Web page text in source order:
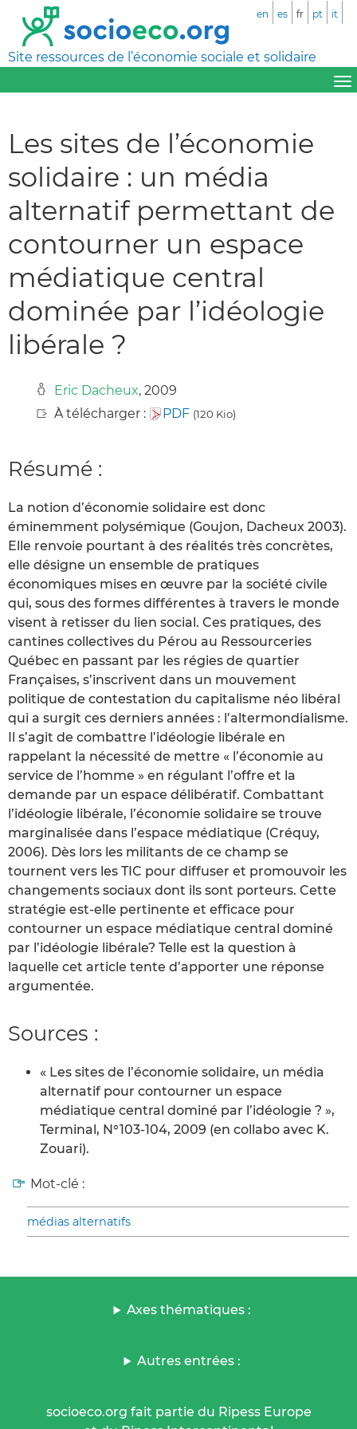
Site ressources de l’économie sociale et solidaire
en es fr pt it
Les sites de l’économie
solidaire : un média
alternatif permettant de
contourner un espace
médiatique central
dominée par l’idéologie
libérale ?
Eric Dacheux, 2009
À télécharger :
PDF (120 Kio)
Résumé :
La notion d’économie solidaire est donc
éminemment polysémique (Goujon, Dacheux 2003).
Elle renvoie pourtant à des réalités très concrètes,
elle désigne un ensemble de pratiques
économiques mises en œuvre par la société civile
qui, sous des formes différentes à travers le monde
visent à retisser du lien social. Ces pratiques, des
cantines collectives du Pérou au Ressourceries
Québec en passant par les régies de quartier
Françaises, s’inscrivent dans un mouvement
politique de contestation du capitalisme néo libéral
qui a surgit ces derniers années : l’altermondialisme.
Il s’agit de combattre l’idéologie libérale en
rappelant la nécessité de mettre « l’économie au
service de l’homme » en régulant l’offre et la
demande par un espace délibératif. Combattant
l’idéologie libérale, l’économie solidaire se trouve
marginalisée dans l’espace médiatique (Créquy,
2006). Dès lors les militants de ce champ se
tournent vers les TIC pour diffuser et promouvoir les
changements sociaux dont ils sont porteurs. Cette
stratégie est-elle pertinente et efficace pour
contourner un espace médiatique central dominé
par l’idéologie libérale? Telle est la question à
laquelle cet article tente d’apporter une réponse
argumentée.
Sources :
« Les sites de l’économie solidaire, un média
alternatif pour contourner un espace
médiatique central dominé par l’idéologie ? »,
Terminal, N°103-104, 2009 (en collabo avec K.
Zouari).
Mot-clé :
médias alternatifs
Axes thématiques :
Autres entrées :
socioeco.org fait partie du Ripess Europe